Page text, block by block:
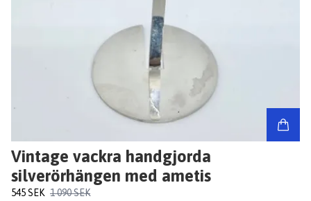
Vintage vackra handgjorda
silverörhängen med ametis
545 SEK 1 090 SEK